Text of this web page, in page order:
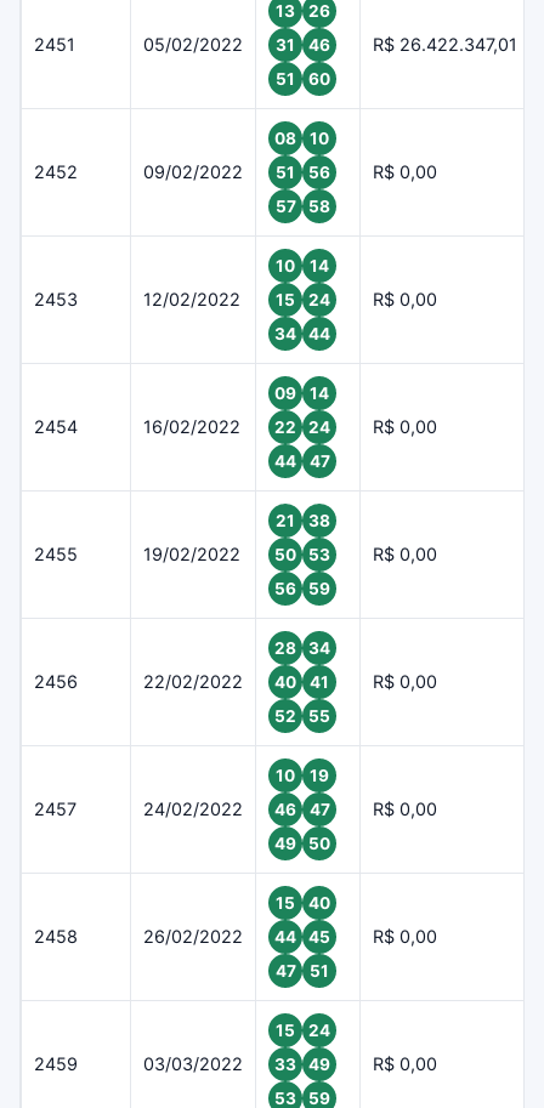
2451 05/02/2022
13
26
31
46
51
60
R$ 26.422.347,01
2452 09/02/2022
08
10
51
56
57
58
R$ 0,00
2453 12/02/2022
10
14
15
24
34
44
R$ 0,00
2454 16/02/2022
09
14
22
24
44
47
R$ 0,00
2455 19/02/2022
21
38
50
53
56
59
R$ 0,00
2456 22/02/2022
28
34
40
41
52
55
R$ 0,00
2457 24/02/2022
10
19
46
47
49
50
R$ 0,00
2458 26/02/2022
15
40
44
45
47
51
R$ 0,00
2459 03/03/2022
15
24
33
49
53
59
R$ 0,00